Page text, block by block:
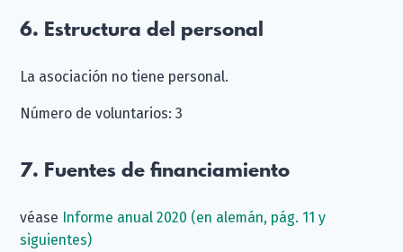
6. Estructura del personal
La asociación no tiene personal.
Número de voluntarios: 3
7. Fuentes de financiamiento
véase Informe anual 2020 (en alemán, pág. 11 y
siguientes)